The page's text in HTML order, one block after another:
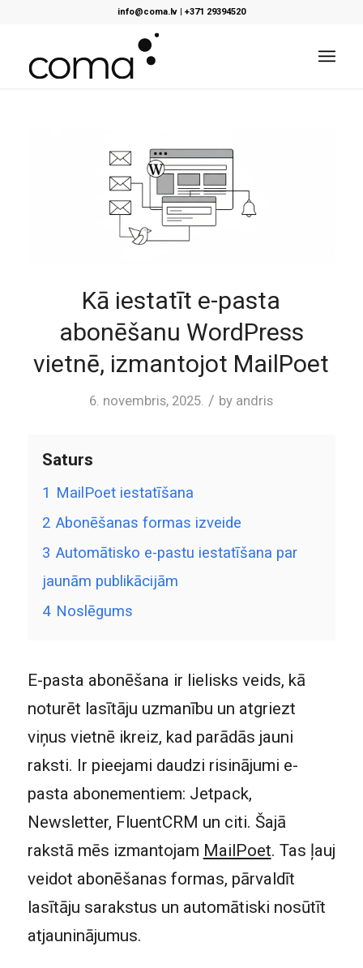
info@coma.lv| +371 29394520
Kā iestatīt e-pasta
abonēšanu WordPress
vietnē, izmantojot MailPoet
6. novembris, 2025. / by andris
Saturs
1 MailPoet iestatīšana
2 Abonēšanas formas izveide
3 Automātisko e-pastu iestatīšana par
jaunām publikācijām
4 Noslēgums
E-pasta abonēšana ir lielisks veids, kā
noturēt lasītāju uzmanību un atgriezt
viņus vietnē ikreiz, kad parādās jauni
raksti. Ir pieejami daudzi risinājumi e-
pasta abonementiem: Jetpack,
Newsletter, FluentCRM un citi. Šajā
rakstā mēs izmantojam MailPoet. Tas ļauj
veidot abonēšanas formas, pārvaldīt
lasītāju sarakstus un automātiski nosūtīt
atjauninājumus.